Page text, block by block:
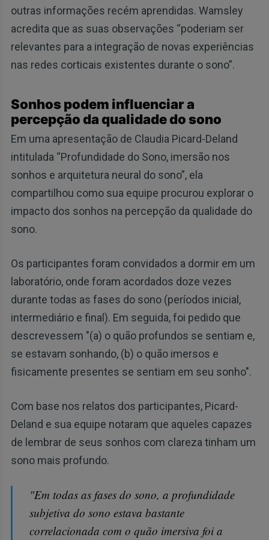
outras informações recém aprendidas. Wamsley
acredita que as suas observações “poderiam ser
relevantes para a integração de novas experiências
nas redes corticais existentes durante o sono”.
Sonhos podem influenciar a
percepção da qualidade do sono
Em uma apresentação de Claudia Picard-Deland
intitulada “Profundidade do Sono, imersão nos
sonhos e arquitetura neural do sono”, ela
compartilhou como sua equipe procurou explorar o
impacto dos sonhos na percepção da qualidade do
sono.
Os participantes foram convidados a dormir em um
laboratório, onde foram acordados doze vezes
durante todas as fases do sono (períodos inicial,
intermediário e final). Em seguida, foi pedido que
descrevessem "(a) o quão profundos se sentiam e,
se estavam sonhando, (b) o quão imersos e
fisicamente presentes se sentiam em seu sonho".
Com base nos relatos dos participantes, Picard-
Deland e sua equipe notaram que aqueles capazes
de lembrar de seus sonhos com clareza tinham um
sono mais profundo.
"Em todas as fases do sono, a profundidade
subjetiva do sono estava bastante
correlacionada com o quão imersiva foi a